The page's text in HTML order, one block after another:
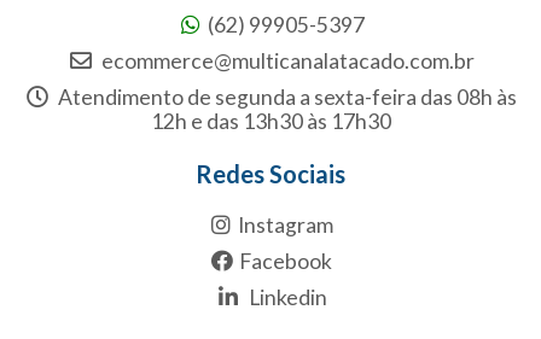
(62) 99905-5397
ecommerce@multicanalatacado.com.br
Atendimento de segunda a sexta-feira das 08h às
12h e das 13h30 às 17h30
Redes Sociais
Instagram
Facebook
Linkedin